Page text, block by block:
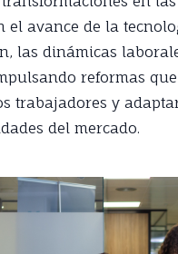
el avance de la
las dinámicas
reformas
trabajadores y
del mercado.